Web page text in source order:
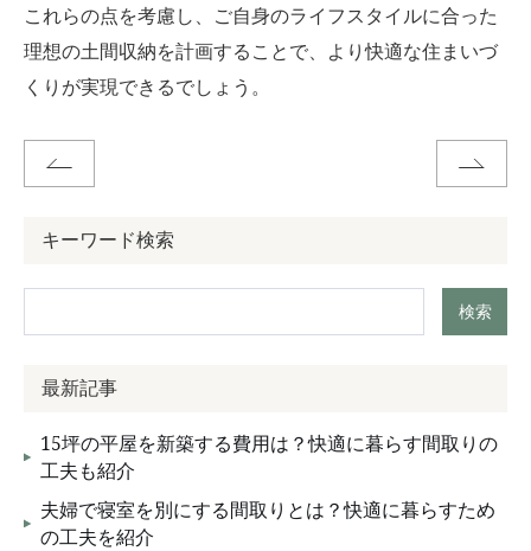
これらの点を考慮し、ご自身のライフスタイルに合った
理想の土間収納を計画することで、より快適な住まいづ
くりが実現できるでしょう。
キーワード検索
検索
最新記事
15坪の平屋を新築する費用は？快適に暮らす間取りの
工夫も紹介
夫婦で寝室を別にする間取りとは？快適に暮らすため
の工夫を紹介